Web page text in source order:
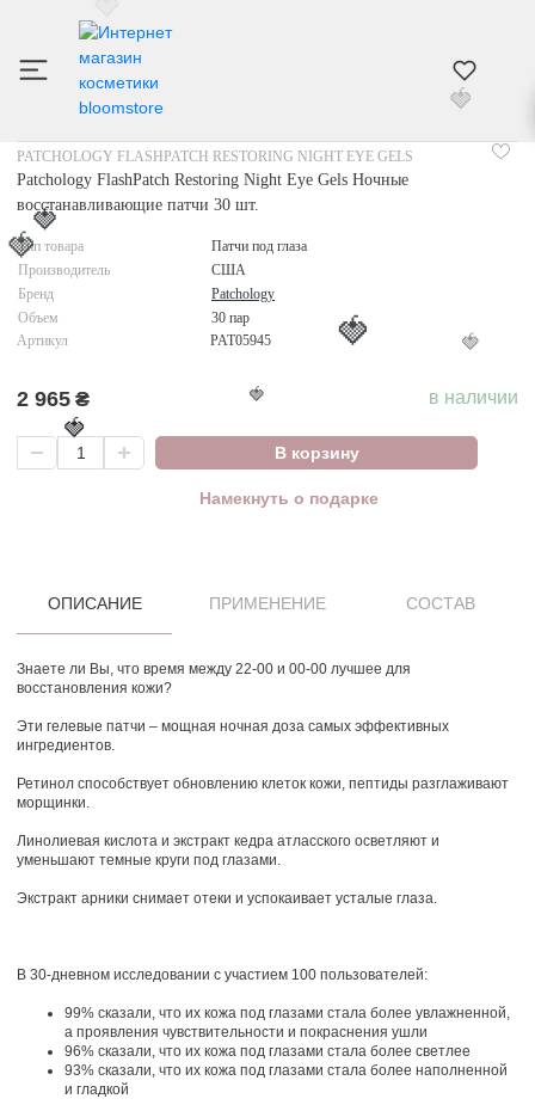
ИНТЕРНЕТ МАГАЗИН КОСМЕТИКИ ПАТЧИ ПОД ГЛАЗА
PATCHOLOGY FLASHPATCH RESTORING NIGHT EYE GELS
Patchology FlashPatch Restoring Night Eye Gels Ночные
восстанавливающие патчи 30 шт.
Тип товара
Патчи под глаза
Производитель
США
Бренд
Patchology
Объем
30 пар
Артикул
PAT05945
2 965 ₴ в наличии
В корзину
Намекнуть о подарке
ОПИСАНИЕ ПРИМЕНЕНИЕ СОСТАВ
Знаете ли Вы, что время между 22-00 и 00-00 лучшее для
восстановления кожи?
Эти гелевые патчи – мощная ночная доза самых эффективных
ингредиентов.
Ретинол способствует обновлению клеток кожи, пептиды разглаживают
морщинки.
Линолиевая кислота и экстракт кедра атласского осветляют и
уменьшают темные круги под глазами.
Экстракт арники снимает отеки и успокаивает усталые глаза.
В 30-дневном исследовании с участием 100 пользователей:
99% сказали, что их кожа под глазами стала более увлажненной,
а проявления чувствительности и покраснения ушли
96% сказали, что их кожа под глазами стала более светлее
93% сказали, что их кожа под глазами стала более наполненной
и гладкой
🍓
🍓
🍓
🍓
🍓
🍓
🍓
🍓